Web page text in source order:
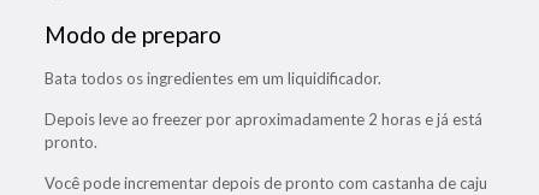
Modo de preparo
Bata todos os ingredientes em um liquidificador.
Depois leve ao freezer por aproximadamente 2 horas e já está
pronto.
Você pode incrementar depois de pronto com castanha de caju